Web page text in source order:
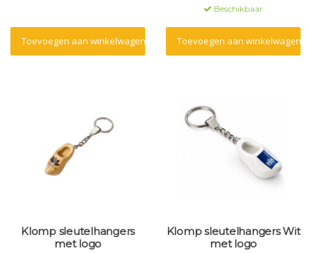
Toevoegen aan winkelwagen
Beschikbaar
Toevoegen aan winkelwagen
Klomp sleutelhangers
met logo
Klomp sleutelhangers Wit
met logo